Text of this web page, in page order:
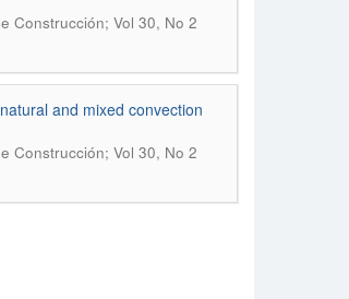
Construcción; Vol 30, No 2
and mixed convection
Construcción; Vol 30, No 2